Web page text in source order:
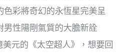
色彩將奇幻的永恆星完美呈
男性陽剛氣質的大膽新詮
元的《太空超人》，想要回